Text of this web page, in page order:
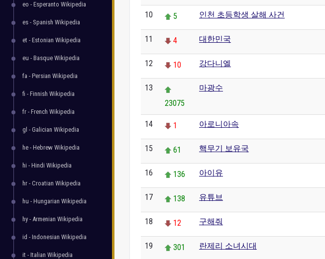
eo - Esperanto Wikipedia
es - Spanish Wikipedia
et - Estonian Wikipedia
eu - Basque Wikipedia
fa - Persian Wikipedia
fi - Finnish Wikipedia
fr - French Wikipedia
gl - Galician Wikipedia
he - Hebrew Wikipedia
hi - Hindi Wikipedia
hr - Croatian Wikipedia
hu - Hungarian Wikipedia
hy - Armenian Wikipedia
id - Indonesian Wikipedia
it - Italian Wikipedia
10 5 인천 초등학생 살해 사건
11 4 대한민국
12 10 강다니엘
13
23075
마광수
14 1 아로니아속
15 61 핵무기 보유국
16 136 아이유
17 138 유튜브
18 12 구해줘
19 301 란제리 소녀시대